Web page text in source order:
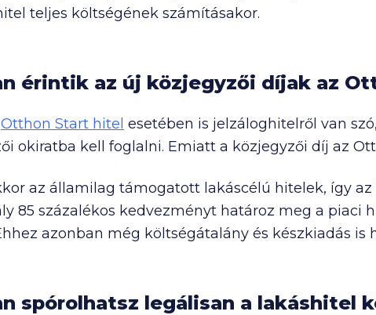
teljes költségének számításakor.
érintik az új közjegyzői díjak az
Otthon Start hitel esetében is jelzáloghitelről van
okiratba kell foglalni. Emiatt a közjegyzői díj az
az államilag támogatott lakáscélú hitelek, így
85 százalékos kedvezményt határoz meg a piaci
azonban még költségátalány és készkiadás is
spórolhatsz legálisan a lakáshitel